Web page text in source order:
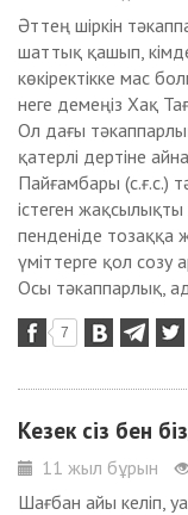
Әттең шіркін
шаттық қашып,
көкіректікке мас
неге демеңіз Хақ
Ол дағы
қатерлі дертіне
Пайғамбары (с.ғ.с.)
істеген
пенденіде тозаққа
үміттерге қол созу
Осы тәкаппарлық,
7
Кезек сіз бен
11 жыл бұрын
Шағбан айы келіп,